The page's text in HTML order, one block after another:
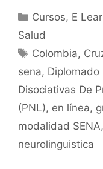
c
e
b
o
o
k
itt ai
Categorías
Cursos, E
Salud
Etiquetas
Colombia,
sena, Diplomado
Disociativas De
(PNL), en línea,
modalidad SENA,
neurolinguistica